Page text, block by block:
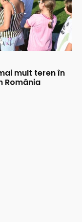
mult teren în
România